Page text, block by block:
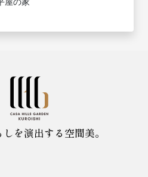
しを演出する空間美。